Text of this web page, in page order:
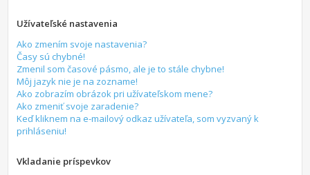
Užívateľské nastavenia
Ako zmením svoje nastavenia?
Časy sú chybné!
Zmenil som časové pásmo, ale je to stále chybne!
Môj jazyk nie je na zozname!
Ako zobrazím obrázok pri užívateľskom mene?
Ako zmeniť svoje zaradenie?
Keď kliknem na e-mailový odkaz užívateľa, som vyzvaný k
prihláseniu!
Vkladanie príspevkov